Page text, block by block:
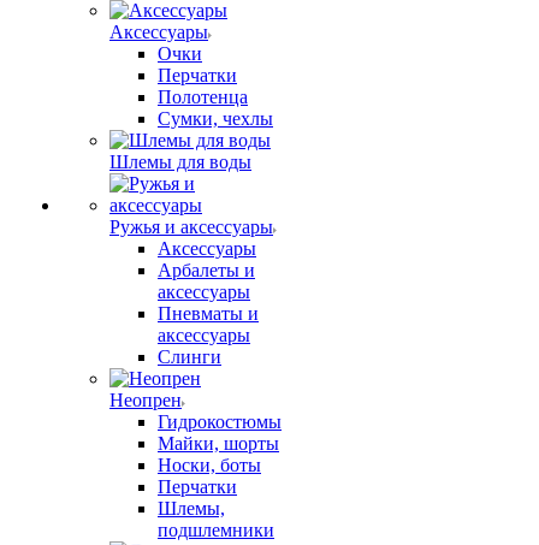
Аксессуары
Очки
Перчатки
Полотенца
Сумки, чехлы
Шлемы для воды
Ружья и аксессуары
Аксессуары
Арбалеты и
аксессуары
Пневматы и
аксессуары
Слинги
Неопрен
Гидрокостюмы
Майки, шорты
Носки, боты
Перчатки
Шлемы,
подшлемники